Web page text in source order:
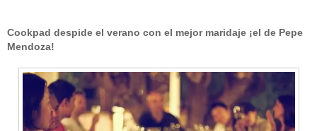
Cookpad despide el verano con el mejor maridaje ¡el de Pepe
Mendoza!